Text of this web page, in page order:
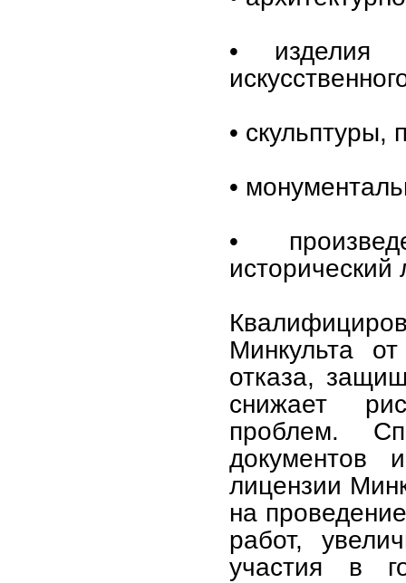
• изделия
• скульптуры,
•
•
Минкульта
отказа,
снижает
проблем.
документов
лицензии
на
работ,
участия в